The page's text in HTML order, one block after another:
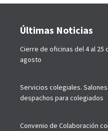
Últimas Noticias
Cierre de oficinas del 4 al 25
agosto
Servicios colegiales.
despachos para colegiados
Convenio de Colaboración